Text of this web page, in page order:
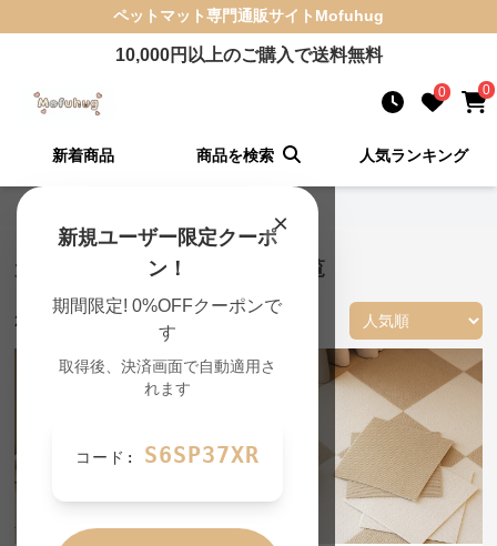
ペットマット専門通販サイト Mofuhug
10,000円以上のご購入で送料無料
0 0
新着商品 商品を検索 人気ランキング
×
新規ユーザー限定クーポ
ン！
期間限定! 0%OFFクーポンで
す
取得後、決済画面で自動適用さ
れます
コード: S6SP37XR
Mofuhug TOP
犬・猫兼用 ペットマット 商品一覧
299 件の商品が見つかりました